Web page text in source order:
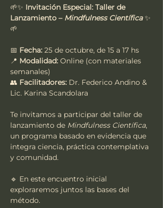
🌱✨ Invitación Especial: Taller de
Lanzamiento – Mindfulness Científica ✨
🌱
📅 Fecha: 25 de octubre, de 15 a 17 hs
📍 Modalidad: Online (con materiales
semanales)
👥 Facilitadores: Dr. Federico Andino &
Lic. Karina Scandolara
Te invitamos a participar del taller de
lanzamiento de Mindfulness Científica,
un programa basado en evidencia que
integra ciencia, práctica contemplativa
y comunidad.
🔹 En este encuentro inicial
exploraremos juntos las bases del
método.